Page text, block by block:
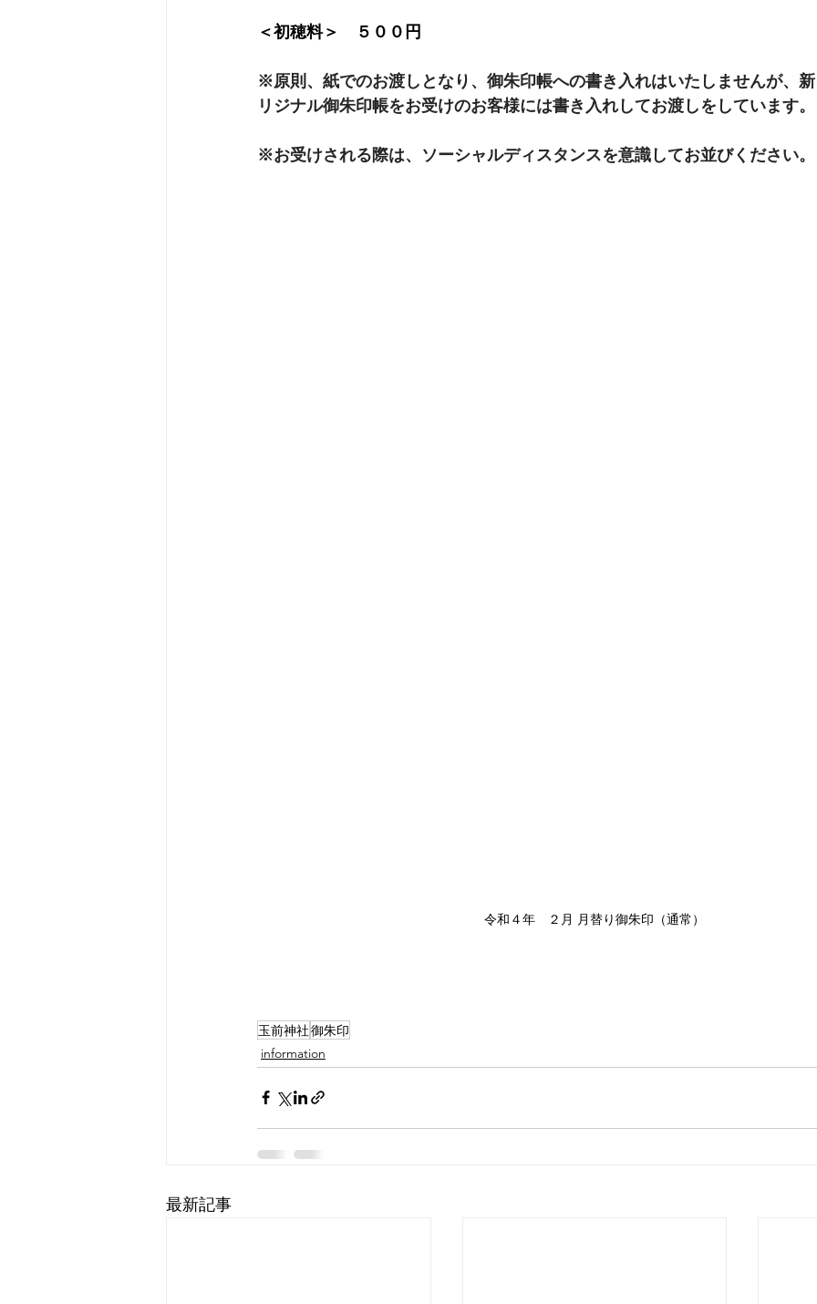
＜初穂料＞　５００円
※原則、紙でのお渡しとなり、御朱印帳への書き入れはいたしませんが、
リジナル御朱印帳をお受けのお客様には書き入れしてお渡しをしています。
※お受けされる際は、ソーシャルディスタンスを意識してお並びください。
令和４年　２月 月替り御朱印（通常）
玉前神社御朱印
information
最新記事